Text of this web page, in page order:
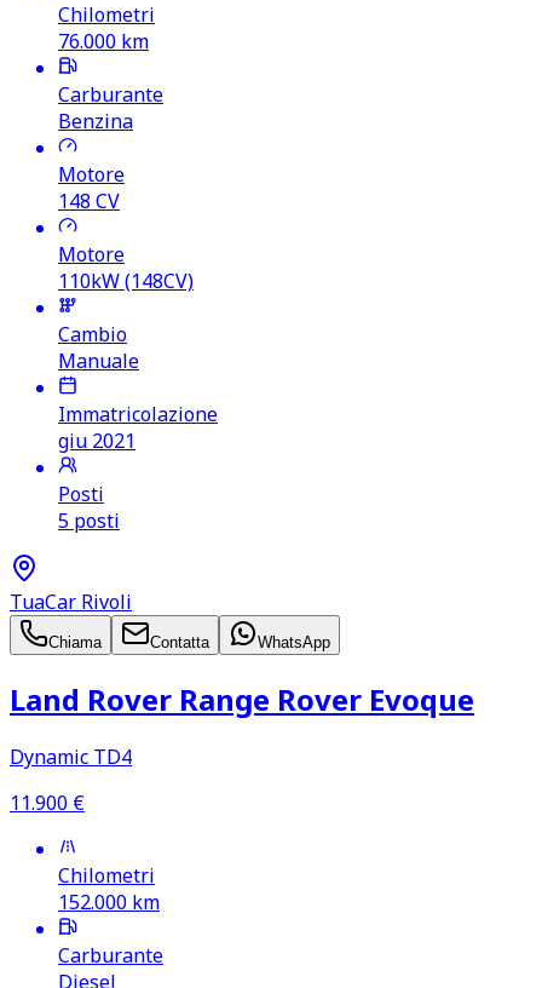
Chilometri
76.000 km
Carburante
Benzina
Motore
148 CV
Motore
110kW (148CV)
Cambio
Manuale
Immatricolazione
giu 2021
Posti
5 posti
TuaCar Rivoli
Chiama Contatta WhatsApp
Land Rover Range Rover Evoque
Dynamic TD4
11.900 €
Chilometri
152.000 km
Carburante
Diesel